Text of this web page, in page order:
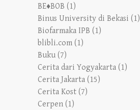
BE♦BOB (1)
Binus University di Bekasi (1)
Biofarmaka IPB (1)
blibli.com (1)
Buku (7)
Cerita dari Yogyakarta (1)
Cerita Jakarta (15)
Cerita Kost (7)
Cerpen (1)